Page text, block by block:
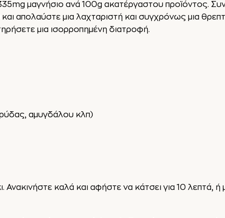
μαγνήσιο ανά 100g ακατέργαστου προϊόντος.
μια λαχταριστή και συγχρόνως μια
μια ισορροπημένη διατροφή.
αμυγδάλου κλπ)
καλά και αφήστε να κάτσει για 10 λεπτά, ή